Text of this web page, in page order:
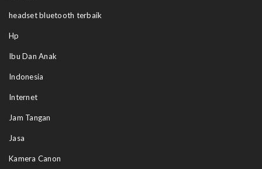
headset bluetooth terbaik
Hp
Ibu Dan Anak
Indonesia
Internet
Jam Tangan
Jasa
Kamera Canon